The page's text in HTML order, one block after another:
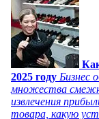
2025 году Бизнес
множества
извлечения
товара, какую